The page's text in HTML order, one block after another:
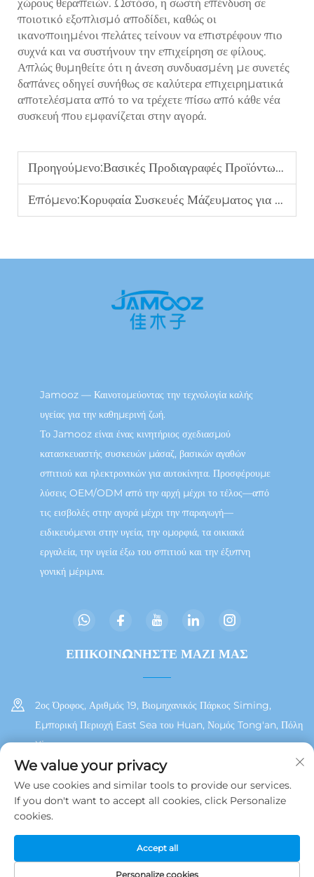
χώρους θεραπειών. Ωστόσο, η σωστή επένδυση σε
ποιοτικό εξοπλισμό αποδίδει, καθώς οι
ικανοποιημένοι πελάτες τείνουν να επιστρέφουν πιο
συχνά και να συστήνουν την επιχείρηση σε φίλους.
Απλώς θυμηθείτε ότι η άνεση συνδυασμένη με συνετές
δαπάνες οδηγεί συνήθως σε καλύτερα επιχειρηματικά
αποτελέσματα από το να τρέχετε πίσω από κάθε νέα
συσκευή που εμφανίζεται στην αγορά.
Προηγούμενο:Βασικές Προδιαγραφές Προϊόντων Στις Οποίες Κεντρίζουν οι Παγκόσμιοι Αγοραστές B2B Όταν Αναζητούν Συσκευές Μάσαζ
Επόμενο:Κορυφαία Συσκευές Μάζευματος για Πωλήσεις B2B: Τάσεις που οι Διανομείς θα πρέπει να παρακολουθήσουν το 2025
Jamooz — Καινοτομεύοντας την τεχνολογία καλής
υγείας για την καθημερινή ζωή.
Το Jamooz είναι ένας κινητήριος σχεδιασμού
κατασκευαστής συσκευών μάσαζ, βασικών αγαθών
σπιτιού και ηλεκτρονικών για αυτοκίνητα. Προσφέρουμε
λύσεις OEM/ODM από την αρχή μέχρι το τέλος—από
τις εισβολές στην αγορά μέχρι την παραγωγή—
ειδικευόμενοι στην υγεία, την ομορφιά, τα οικιακά
εργαλεία, την υγεία έξω του σπιτιού και την έξυπνη
γονική μέριμνα.
ΕΠΙΚΟΙΝΩΝΗΣΤΕ ΜΑΖΙ ΜΑΣ
2ος Όροφος, Αριθμός 19, Βιομηχανικός Πάρκος Siming,
Εμπορική Περιοχή East Sea του Huan, Νομός Tong'an, Πόλη
Xiamen
+86 13215929911
[email protected]
Δικαιώματα Πνευματικής Ιδιοκτησίας © 2025 από τη Jamooz (Xiamen)
Technology Co., Ltd. Πολιτική Απορρήτου
We value your privacy
We use cookies and similar tools to provide our services.
If you don't want to accept all cookies, click Personalize
cookies.
Personalize cookies
Accept all